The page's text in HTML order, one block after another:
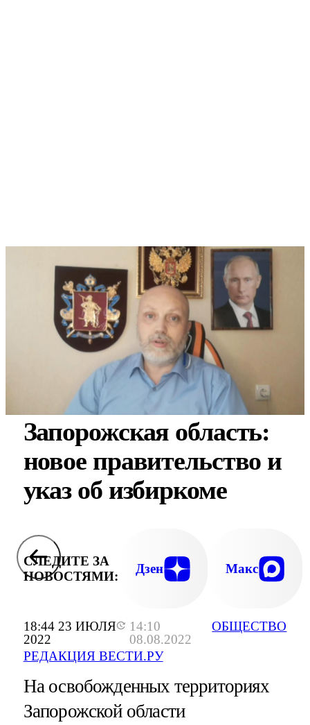
18:44 23 ИЮЛЯ
2022
14:10
08.08.2022
РЕДАКЦИЯ ВЕСТИ.РУ
ОБЩЕСТВО
Запорожская область:
новое правительство и
указ об избиркоме
СЛЕДИТЕ ЗА
НОВОСТЯМИ:
Дзен Макс
На освобожденных территориях
Запорожской области